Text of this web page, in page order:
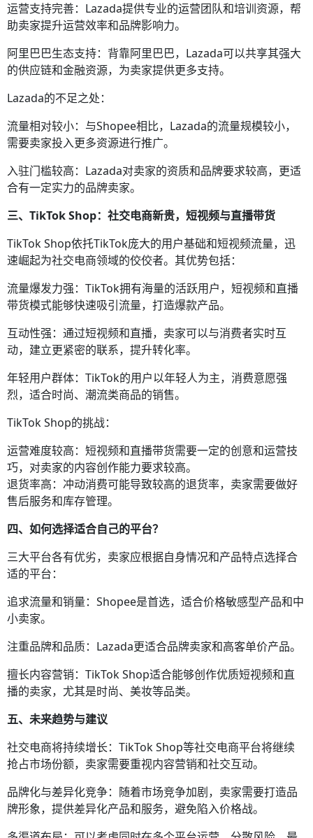
运营支持完善：Lazada提供专业的运营团队和培训资源，帮
助卖家提升运营效率和品牌影响力。
阿里巴巴生态支持：背靠阿里巴巴，Lazada可以共享其强大
的供应链和金融资源，为卖家提供更多支持。
Lazada的不足之处：
流量相对较小：与Shopee相比，Lazada的流量规模较小，
需要卖家投入更多资源进行推广。
入驻门槛较高：Lazada对卖家的资质和品牌要求较高，更适
合有一定实力的品牌卖家。
三、TikTok Shop：社交电商新贵，短视频与直播带货
TikTok Shop依托TikTok庞大的用户基础和短视频流量，迅
速崛起为社交电商领域的佼佼者。其优势包括：
流量爆发力强：TikTok拥有海量的活跃用户，短视频和直播
带货模式能够快速吸引流量，打造爆款产品。
互动性强：通过短视频和直播，卖家可以与消费者实时互
动，建立更紧密的联系，提升转化率。
年轻用户群体：TikTok的用户以年轻人为主，消费意愿强
烈，适合时尚、潮流类商品的销售。
TikTok Shop的挑战：
运营难度较高：短视频和直播带货需要一定的创意和运营技
巧，对卖家的内容创作能力要求较高。
退货率高：冲动消费可能导致较高的退货率，卖家需要做好
售后服务和库存管理。
四、如何选择适合自己的平台？
三大平台各有优劣，卖家应根据自身情况和产品特点选择合
适的平台：
追求流量和销量：Shopee是首选，适合价格敏感型产品和中
小卖家。
注重品牌和品质：Lazada更适合品牌卖家和高客单价产品。
擅长内容营销：TikTok Shop适合能够创作优质短视频和直
播的卖家，尤其是时尚、美妆等品类。
五、未来趋势与建议
社交电商将持续增长：TikTok Shop等社交电商平台将继续
抢占市场份额，卖家需要重视内容营销和社交互动。
品牌化与差异化竞争：随着市场竞争加剧，卖家需要打造品
牌形象，提供差异化产品和服务，避免陷入价格战。